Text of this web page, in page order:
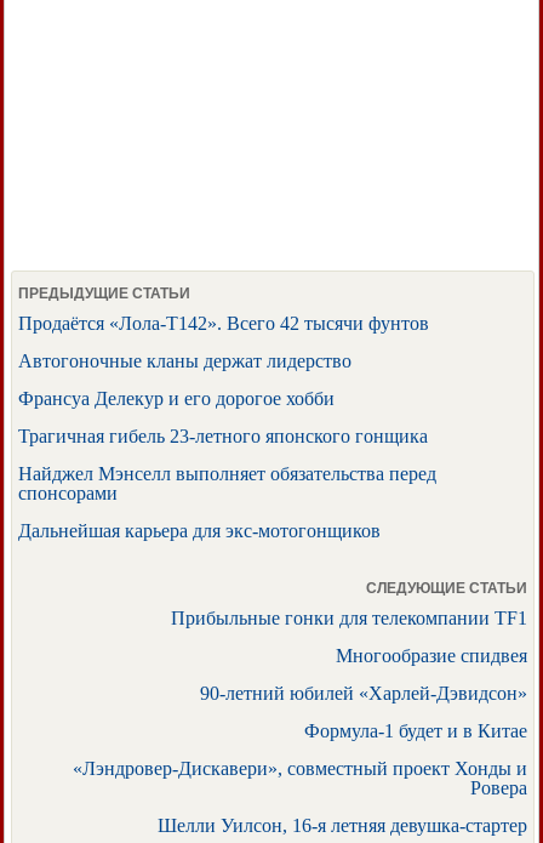
ПРЕДЫДУЩИЕ СТАТЬИ
Продаётся «Лола-Т142». Всего 42 тысячи фунтов
Автогоночные кланы держат лидерство
Франсуа Делекур и его дорогое хобби
Трагичная гибель 23-летного японского гонщика
Найджел Мэнселл выполняет обязательства перед
спонсорами
Дальнейшая карьера для экс-мотогонщиков
СЛЕДУЮЩИЕ СТАТЬИ
Прибыльные гонки для телекомпании TF1
Многообразие спидвея
90-летний юбилей «Харлей-Дэвидсон»
Формула-1 будет и в Китае
«Лэндровер-Дискавери», совместный проект Хонды и
Ровера
Шелли Уилсон, 16-я летняя девушка-стартер